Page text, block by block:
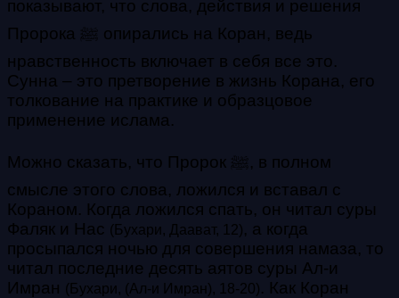
показывают, что слова, действия и решения
Пророка ﷺ опирались на Коран, ведь
нравственность включает в себя все это.
Сунна – это претворение в жизнь Корана, его
толкование на практике и образцовое
применение ислама.
Можно сказать, что Пророк ﷺ, в полном
смысле этого слова, ложился и вставал с
Кораном. Когда ложился спать, он читал суры
Фаляк и Нас (Бухари, Даават, 12), а когда
просыпался ночью для совершения намаза, то
читал последние десять аятов суры Ал-и
Имран (Бухари, (Ал-и Имран), 18-20). Как Коран